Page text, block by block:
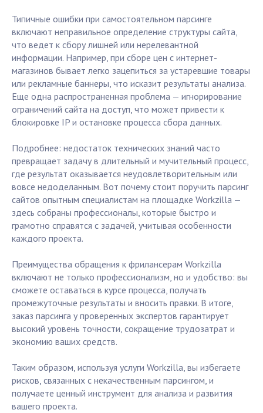
Типичные ошибки при самостоятельном парсинге
включают неправильное определение структуры сайта,
что ведет к сбору лишней или нерелевантной
информации. Например, при сборе цен с интернет-
магазинов бывает легко зацепиться за устаревшие товары
или рекламные баннеры, что исказит результаты анализа.
Еще одна распространенная проблема — игнорирование
ограничений сайта на доступ, что может привести к
блокировке IP и остановке процесса сбора данных.
Подробнее: недостаток технических знаний часто
превращает задачу в длительный и мучительный процесс,
где результат оказывается неудовлетворительным или
вовсе недоделанным. Вот почему стоит поручить парсинг
сайтов опытным специалистам на площадке Workzilla —
здесь собраны профессионалы, которые быстро и
грамотно справятся с задачей, учитывая особенности
каждого проекта.
Преимущества обращения к фрилансерам Workzilla
включают не только профессионализм, но и удобство: вы
сможете оставаться в курсе процесса, получать
промежуточные результаты и вносить правки. В итоге,
заказ парсинга у проверенных экспертов гарантирует
высокий уровень точности, сокращение трудозатрат и
экономию ваших средств.
Таким образом, используя услуги Workzilla, вы избегаете
рисков, связанных с некачественным парсингом, и
получаете ценный инструмент для анализа и развития
вашего проекта.